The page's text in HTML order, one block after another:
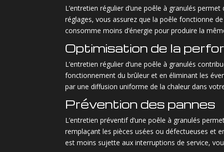
L’entretien régulier d’une poêle à granulés
réglages, vous assurez que la poêle fonctionne
consomme moins d’énergie pour produire la
Optimisation de la
L’entretien régulier d’une poêle à granulés
fonctionnement du brûleur et en éliminant les
par une diffusion uniforme de la chaleur dans
Prévention des pannes
L’entretien préventif d’une poêle à granulés
remplaçant les pièces usées ou défectueuses et
est moins sujette aux interruptions de service,